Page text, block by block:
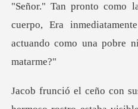
uerpo, Era
actua